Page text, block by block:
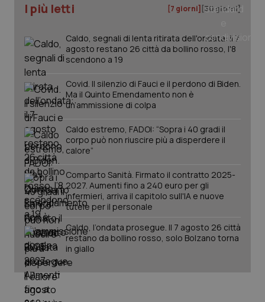
I più letti [7 giorni] [30 giorni]
Caldo, segnali di lenta ritirata dell'ondata: il 7
agosto restano 26 città da bollino rosso, l'8
scendono a 19
Covid. Il silenzio di Fauci e il perdono di Biden.
Ma il Quinto Emendamento non è
un’ammissione di colpa
Caldo estremo, FADOI: “Sopra i 40 gradi il
corpo può non riuscire più a disperdere il
calore”
Comparto Sanità. Firmato il contratto 2025-
2027. Aumenti fino a 240 euro per gli
infermieri, arriva il capitolo sull'IA e nuove
tutele per il personale
Caldo, l’ondata prosegue. Il 7 agosto 26 città
restano da bollino rosso, solo Bolzano torna
in giallo
tracking-sites-ironfish-
session-id
www.quotidianosanita.it
_ga